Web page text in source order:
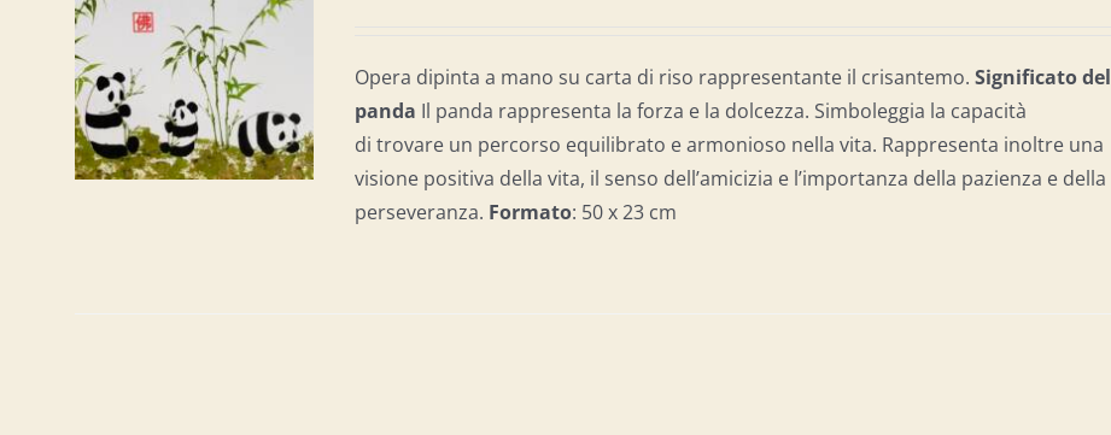
Opera dipinta a mano su carta di riso rappresentante il crisantemo.Significato del
panda Il panda rappresenta la forza e la dolcezza. Simboleggia la capacità
di trovare un percorso equilibrato e armonioso nella vita. Rappresenta inoltre una
visione positiva della vita, il senso dell’amicizia e l’importanza della pazienza e della
perseveranza. Formato: 50 x 23 cm